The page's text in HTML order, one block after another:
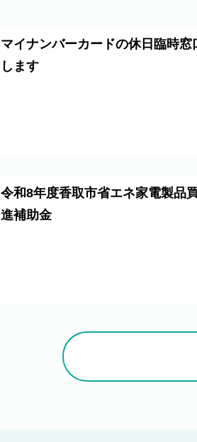
マイナンバーカードの休日臨時窓
します
令和8年度香取市省エネ家電製品
進補助金